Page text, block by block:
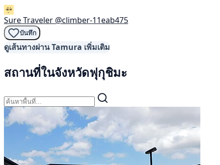
Sure Traveler @climber-11eab475
บันทึก
ดูเส้นทางผ่าน Tamura เพิ่มเติม
สถานที่ในจังหวัดฟุกุชิมะ